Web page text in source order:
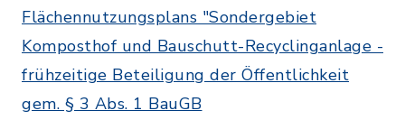
Flächennutzungsplans "Sondergebiet
Komposthof und Bauschutt-Recyclinganlage -
frühzeitige Beteiligung der Öffentlichkeit
gem. § 3 Abs. 1 BauGB